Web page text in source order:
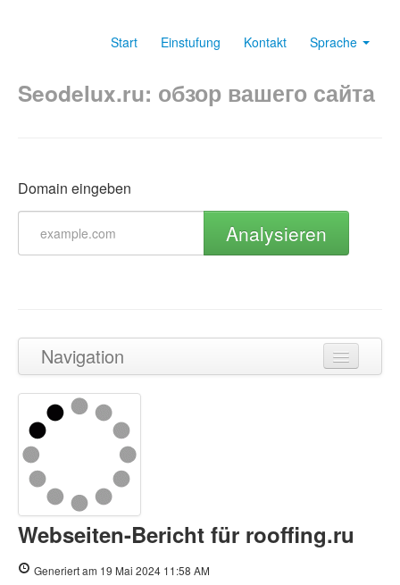
Start Einstufung Kontakt Sprache
Seodelux.ru: обзор вашего сайта
Domain eingeben
Analysieren
Navigation
Zurück zum Seitenanfang
Suchbegriffe
Benutzerfreundlichkeit
Dokument
Webseiten-Bericht für rooffing.ru
Generiert am 19 Mai 2024 11:58 AM